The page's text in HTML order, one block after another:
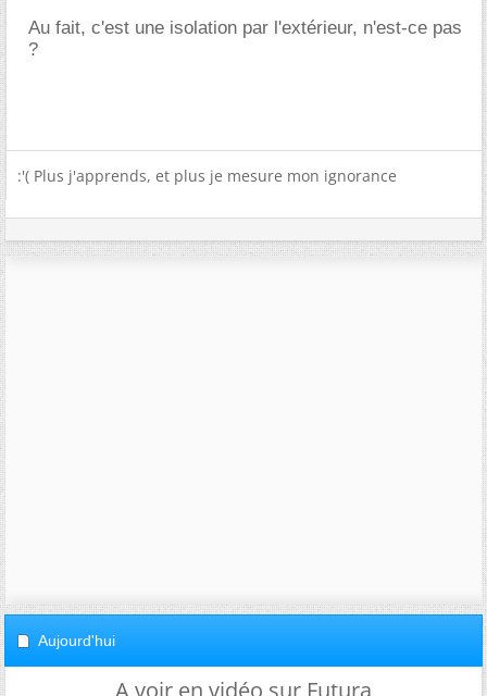
Au fait, c'est une isolation par l'extérieur, n'est-ce pas
?
:'( Plus j'apprends, et plus je mesure mon ignorance
Aujourd'hui
A voir en vidéo sur Futura